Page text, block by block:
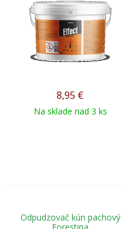
8,95 €
Na sklade nad 3 ks
Odpudzovač kún pachový